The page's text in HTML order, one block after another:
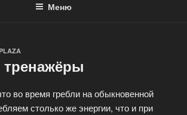
Меню
во время гребли на обыкновенной
столько же энергии, что и при